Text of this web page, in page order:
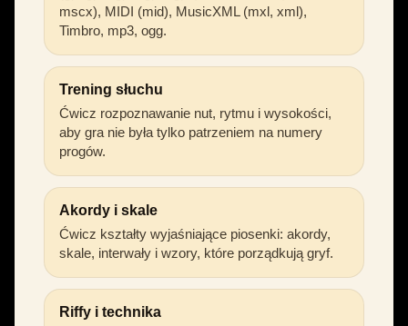
mscx), MIDI (mid), MusicXML (mxl, xml),
Timbro, mp3, ogg.
Trening słuchu
Ćwicz rozpoznawanie nut, rytmu i wysokości,
aby gra nie była tylko patrzeniem na numery
progów.
Akordy i skale
Ćwicz kształty wyjaśniające piosenki: akordy,
skale, interwały i wzory, które porządkują gryf.
Riffy i technika